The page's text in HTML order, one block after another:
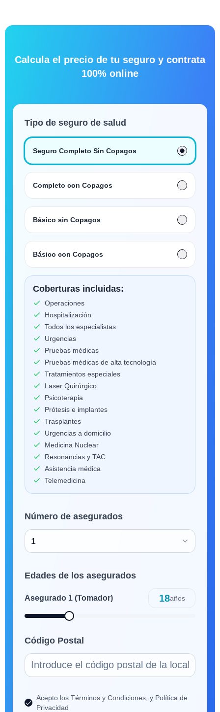
Calcula el precio de tu seguro y contrata
100% online
Tipo de seguro de salud
Seguro Completo Sin Copagos
Completo con Copagos
Básico sin Copagos
Básico con Copagos
Coberturas incluidas:
Operaciones
Hospitalización
Todos los especialistas
Urgencias
Pruebas médicas
Pruebas médicas de alta tecnología
Tratamientos especiales
Laser Quirúrgico
Psicoterapia
Prótesis e implantes
Trasplantes
Urgencias a domicilio
Medicina Nuclear
Resonancias y TAC
Asistencia médica
Telemedicina
Número de asegurados
1
Edades de los asegurados
Asegurado 1 (Tomador) 18años
Código Postal
Acepto los Términos y Condiciones, y Política de
Privacidad